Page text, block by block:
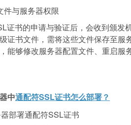
件与服务器权限
证书的申请与验证后，会收到颁发
证书文件，需将这些文件保存至服
能够修改服务器配置文件、重启
中通配符SSL证书怎么部署？
部署通配符SSL证书